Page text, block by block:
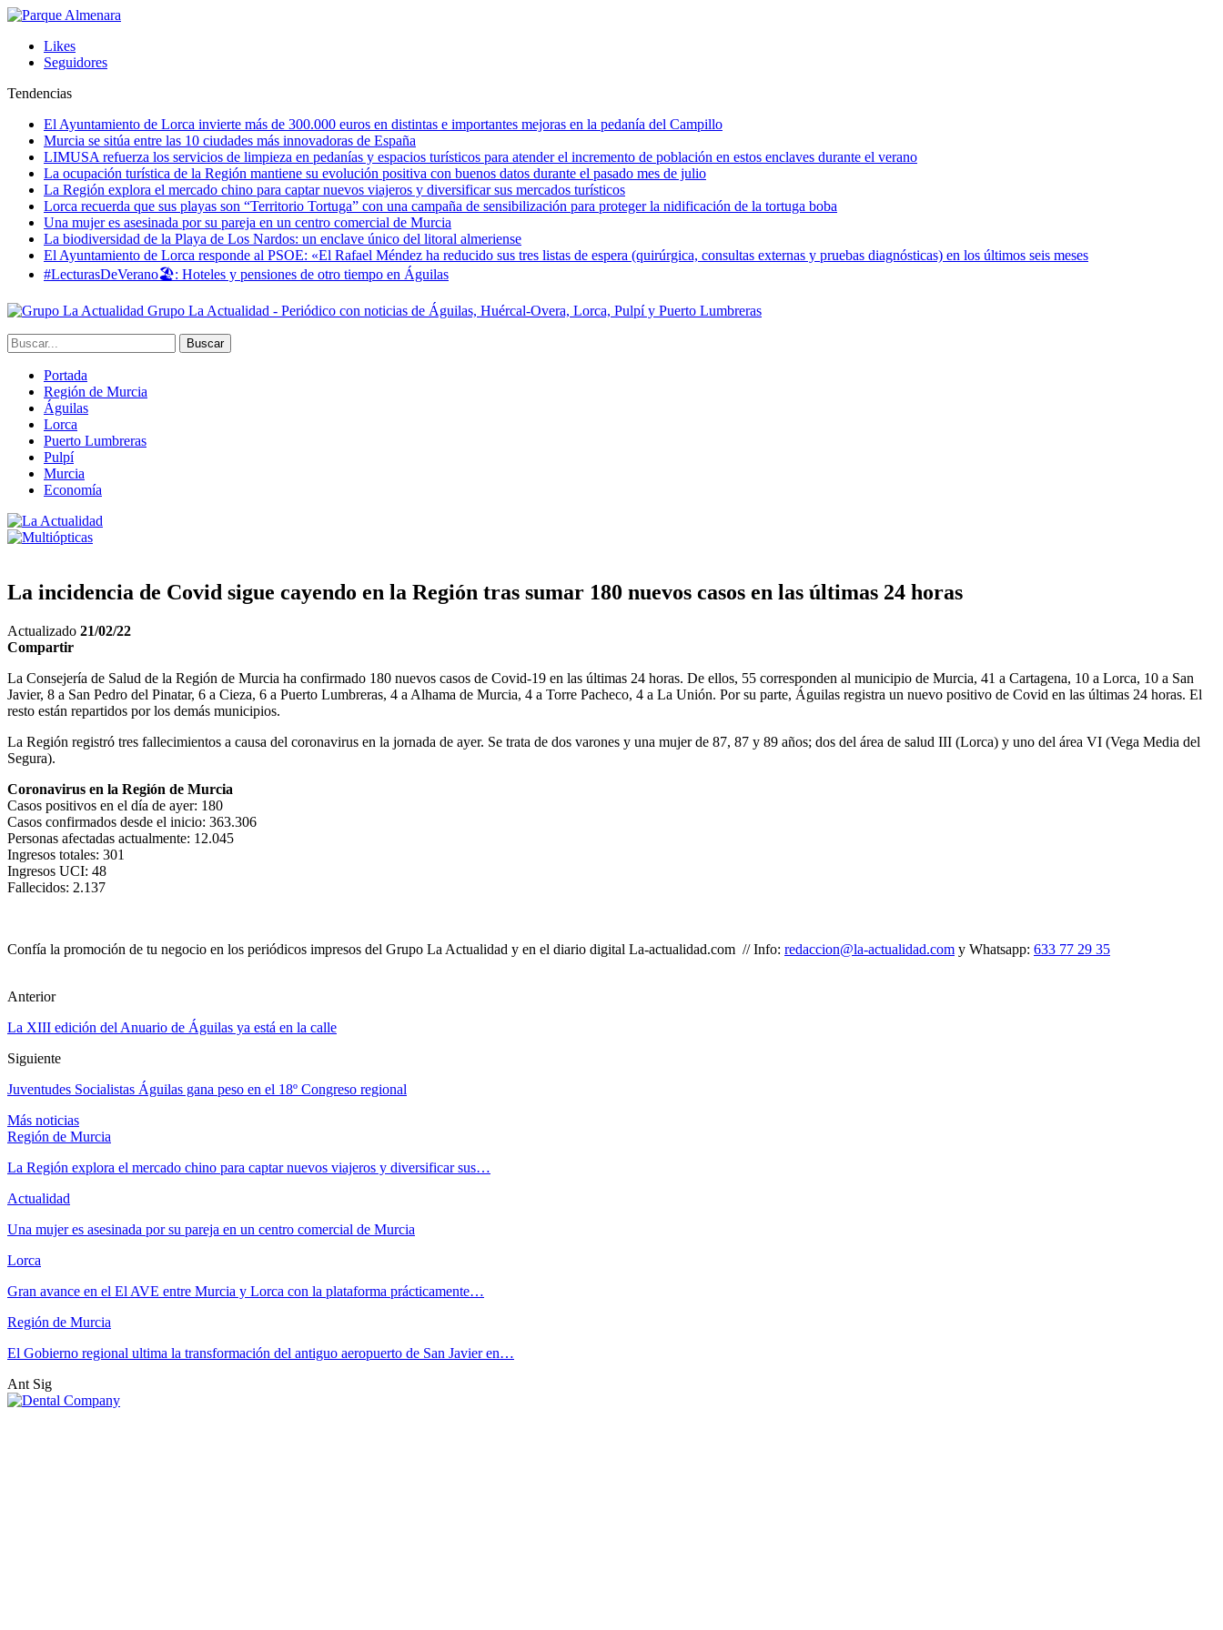
Likes
Seguidores
Tendencias
El Ayuntamiento de Lorca invierte más de 300.000 euros en distintas e importantes mejoras en la pedanía del Campillo
Murcia se sitúa entre las 10 ciudades más innovadoras de España
LIMUSA refuerza los servicios de limpieza en pedanías y espacios turísticos para atender el incremento de población en estos enclaves durante el verano
La ocupación turística de la Región mantiene su evolución positiva con buenos datos durante el pasado mes de julio
La Región explora el mercado chino para captar nuevos viajeros y diversificar sus mercados turísticos
Lorca recuerda que sus playas son “Territorio Tortuga” con una campaña de sensibilización para proteger la nidificación de la tortuga boba
Una mujer es asesinada por su pareja en un centro comercial de Murcia
La biodiversidad de la Playa de Los Nardos: un enclave único del litoral almeriense
El Ayuntamiento de Lorca responde al PSOE: «El Rafael Méndez ha reducido sus tres listas de espera (quirúrgica, consultas externas y pruebas diagnósticas) en los últimos seis meses
#LecturasDeVerano🏖: Hoteles y pensiones de otro tiempo en Águilas
Grupo La Actualidad - Periódico con noticias de Águilas, Huércal-Overa, Lorca, Pulpí y Puerto Lumbreras
Portada
Región de Murcia
Águilas
Lorca
Puerto Lumbreras
Pulpí
Murcia
Economía
La incidencia de Covid sigue cayendo en la Región tras sumar 180 nuevos casos en las últimas 24 horas
Actualizado 21/02/22
Compartir
La Consejería de Salud de la Región de Murcia ha confirmado 180 nuevos casos de Covid-19 en las últimas 24 horas. De ellos, 55 corresponden al municipio de Murcia, 41 a Cartagena, 10 a Lorca, 10 a San
Javier, 8 a San Pedro del Pinatar, 6 a Cieza, 6 a Puerto Lumbreras, 4 a Alhama de Murcia, 4 a Torre Pacheco, 4 a La Unión. Por su parte, Águilas registra un nuevo positivo de Covid en las últimas 24 horas. El
resto están repartidos por los demás municipios.
La Región registró tres fallecimientos a causa del coronavirus en la jornada de ayer. Se trata de dos varones y una mujer de 87, 87 y 89 años; dos del área de salud III (Lorca) y uno del área VI (Vega Media del
Segura).
Coronavirus en la Región de Murcia
Casos positivos en el día de ayer: 180
Casos confirmados desde el inicio: 363.306
Personas afectadas actualmente: 12.045
Ingresos totales: 301
Ingresos UCI: 48
Fallecidos: 2.137
Confía la promoción de tu negocio en los periódicos impresos del Grupo La Actualidad y en el diario digital La-actualidad.com // Info: redaccion@la-actualidad.com y Whatsapp: 633 77 29 35
Anterior
La XIII edición del Anuario de Águilas ya está en la calle
Siguiente
Juventudes Socialistas Águilas gana peso en el 18º Congreso regional
Más noticias
Región de Murcia
La Región explora el mercado chino para captar nuevos viajeros y diversificar sus…
Actualidad
Una mujer es asesinada por su pareja en un centro comercial de Murcia
Lorca
Gran avance en el El AVE entre Murcia y Lorca con la plataforma prácticamente…
Región de Murcia
El Gobierno regional ultima la transformación del antiguo aeropuerto de San Javier en…
Ant Sig